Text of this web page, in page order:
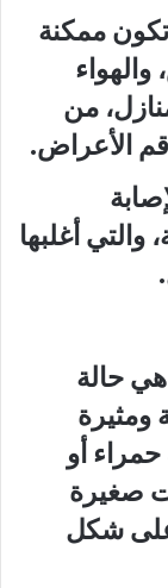
تكون ممكنة
من
الأعراض.
والتي أغلبها
هي حالة
أو
صغيرة
على شكل